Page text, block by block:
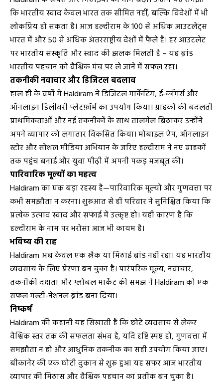
कि भारतीय स्वाद केवल भारत तक सीमित नहीं, बल्कि विदेशों में भी
लोकप्रिय हो सकता है। आज हल्दीराम के 100 से अधिक आउटलेट्स
भारत में और 50 से अधिक अंतरराष्ट्रीय देशों में फैले हैं। हर आउटलेट
पर भारतीय संस्कृति और स्वाद की झलक मिलती है – यह ब्रांड
भारतीय पहचान को वैश्विक मंच पर ले जाने में सफल रहा।
तकनीकी नवाचार और डिजिटल बदलाव
हाल ही के वर्षों में Haldiram ने डिजिटल मार्केटिंग, ई-कॉमर्स और
ऑनलाइन डिलीवरी प्लेटफ़ॉर्म का उपयोग किया। ग्राहकों की बदलती
प्राथमिकताओं और नई तकनीकों के साथ तालमेल बिठाकर उन्होंने
अपने व्यापार को लगातार विकसित किया। मोबाइल ऐप, ऑनलाइन
स्टोर और सोशल मीडिया अभियान के जरिए हल्दीराम ने नए ग्राहकों
तक पहुंच बनाई और युवा पीढ़ी में अपनी पकड़ मजबूत की।
पारिवारिक मूल्यों का महत्व
Haldiram का एक बड़ा रहस्य है—पारिवारिक मूल्यों और गुणवत्ता पर
कभी समझौता न करना। शुरुआत से ही परिवार ने सुनिश्चित किया कि
प्रत्येक उत्पाद स्वाद और सफाई में उत्कृष्ट हो। यही कारण है कि
हल्दीराम के नाम पर भरोसा आज भी कायम है।
भविष्य की राह
Haldiram अब केवल एक स्नैक या मिठाई ब्रांड नहीं रहा। यह भारतीय
व्यवसाय के लिए प्रेरणा बन चुका है। पारंपरिक मूल्य, नवाचार,
तकनीकी दक्षता और ग्लोबल मार्केट की समझ ने Haldiram को एक
सफल मल्टी-नेशनल ब्रांड बना दिया।
निष्कर्ष
Haldiram की कहानी यह सिखाती है कि छोटे व्यवसाय से लेकर
वैश्विक स्तर तक की सफलता संभव है, यदि दृष्टि स्पष्ट हो, गुणवत्ता में
समझौता न हो और आधुनिक तकनीक का सही उपयोग किया जाए।
बीकानेर की एक छोटी दुकान से शुरू हुआ यह सफर आज भारतीय
व्यापार की मिठास और वैश्विक पहचान का प्रतीक बन चुका है।